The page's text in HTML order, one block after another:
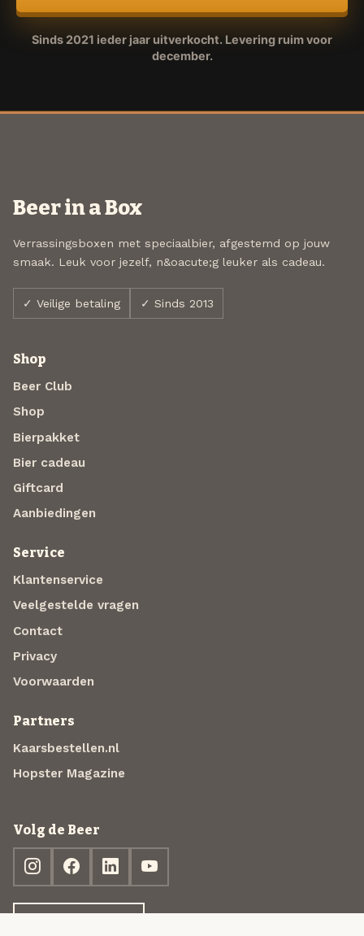
Sinds 2021 ieder jaar uitverkocht. Levering ruim voor
december.
Beer in a Box
Verrassingsboxen met speciaalbier, afgestemd op jouw
smaak. Leuk voor jezelf, n&oacute;g leuker als cadeau.
✓ Veilige betaling ✓ Sinds 2013
Shop
Beer Club
Shop
Bierpakket
Bier cadeau
Giftcard
Aanbiedingen
Service
Klantenservice
Veelgestelde vragen
Contact
Privacy
Voorwaarden
Partners
Kaarsbestellen.nl
Hopster Magazine
Volg de Beer